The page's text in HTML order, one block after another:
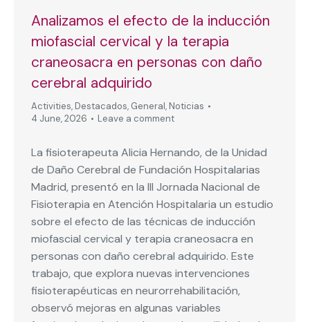
Analizamos el efecto de la inducción
miofascial cervical y la terapia
craneosacra en personas con daño
cerebral adquirido
Activities, Destacados, General, Noticias
4 June, 2026
Leave a comment
La fisioterapeuta Alicia Hernando, de la Unidad
de Daño Cerebral de Fundación Hospitalarias
Madrid, presentó en la III Jornada Nacional de
Fisioterapia en Atención Hospitalaria un estudio
sobre el efecto de las técnicas de inducción
miofascial cervical y terapia craneosacra en
personas con daño cerebral adquirido. Este
trabajo, que explora nuevas intervenciones
fisioterapéuticas en neurorrehabilitación,
observó mejoras en algunas variables